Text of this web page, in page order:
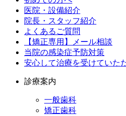
医院・設備紹介
院長・スタッフ紹介
よくあるご質問
【矯正専用】メール相談
当院の感染症予防対策
安心して治療を受けていた
診療案内
一般歯科
矯正歯科